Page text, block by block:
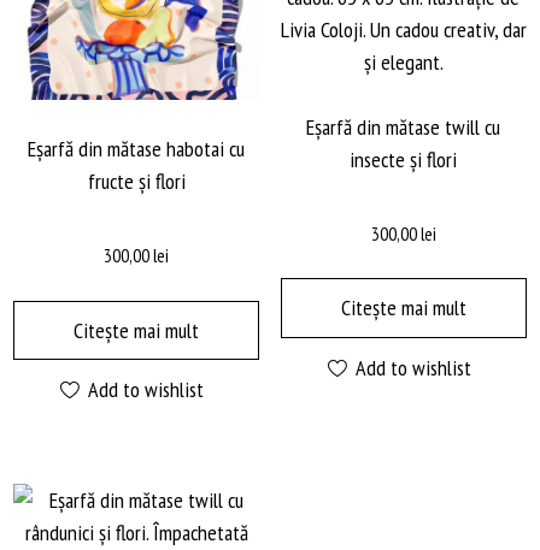
Eșarfă din mătase habotai cu
fructe și flori
300,00lei
Citește mai mult
Add to wishlist
Eșarfă din mătase twill cu
insecte și flori
300,00lei
Citește mai mult
Add to wishlist